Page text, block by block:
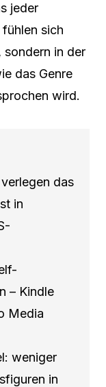
jeder
sich
sondern in der
das Genre
wird.
das
in
– Kindle
Media
weniger
in